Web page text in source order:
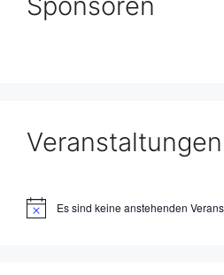
Veranstaltungen
H
Es sind keine anstehenden